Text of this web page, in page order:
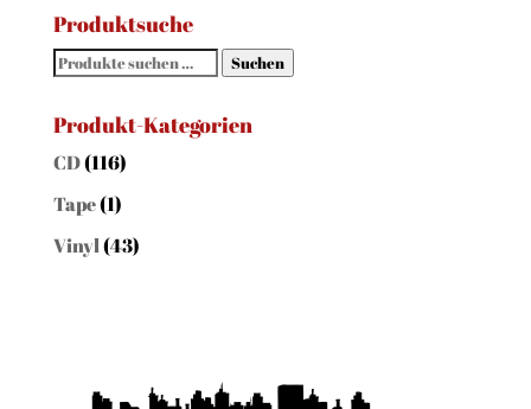
Produktsuche
Suchen
Suchen
Produkt-Kategorien
CD(116)
Tape(1)
Vinyl(43)